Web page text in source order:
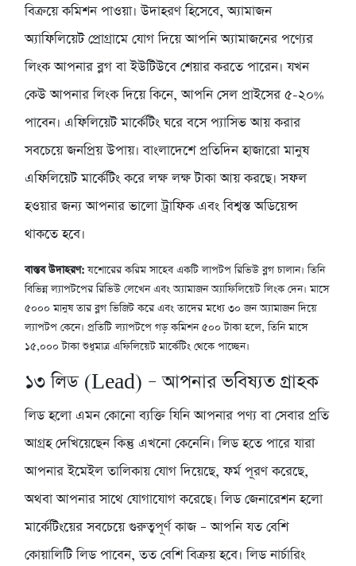
বিক্রয়ে কমিশন পাওয়া। উদাহরণ হিসেবে, অ্যামাজন
অ্যাফিলিয়েট প্রোগ্রামে যোগ দিয়ে আপনি অ্যামাজনের পণ্যের
লিংক আপনার ব্লগ বা ইউটিউবে শেয়ার করতে পারেন। যখন
কেউ আপনার লিংক দিয়ে কিনে, আপনি সেল প্রাইসের ৫-২০%
পাবেন। এফিলিয়েট মার্কেটিং ঘরে বসে প্যাসিভ আয় করার
সবচেয়ে জনপ্রিয় উপায়। বাংলাদেশে প্রতিদিন হাজারো মানুষ
এফিলিয়েট মার্কেটিং করে লক্ষ লক্ষ টাকা আয় করছে। সফল
হওয়ার জন্য আপনার ভালো ট্রাফিক এবং বিশ্বস্ত অডিয়েন্স
থাকতে হবে।
বাস্তব উদাহরণ:যশোরের করিম সাহেব একটি লাপটপ রিভিউ ব্লগ চালান। তিনি
বিভিন্ন ল্যাপটপের রিভিউ লেখেন এবং অ্যামাজন অ্যাফিলিয়েট লিংক দেন। মাসে
৫০০০ মানুষ তার ব্লগ ভিজিট করে এবং তাদের মধ্যে ৩০ জন অ্যামাজন দিয়ে
ল্যাপটপ কেনে। প্রতিটি ল্যাপটপে গড় কমিশন ৫০০ টাকা হলে, তিনি মাসে
১৫,০০০ টাকা শুধুমাত্র এফিলিয়েট মার্কেটিং থেকে পাচ্ছেন।
১৩লিড (Lead) – আপনার ভবিষ্যত গ্রাহক
লিড হলো এমন কোনো ব্যক্তি যিনি আপনার পণ্য বা সেবার প্রতি
আগ্রহ দেখিয়েছেন কিন্তু এখনো কেনেনি। লিড হতে পারে যারা
আপনার ইমেইল তালিকায় যোগ দিয়েছে, ফর্ম পূরণ করেছে,
অথবা আপনার সাথে যোগাযোগ করেছে। লিড জেনারেশন হলো
মার্কেটিংয়ের সবচেয়ে গুরুত্বপূর্ণ কাজ – আপনি যত বেশি
কোয়ালিটি লিড পাবেন, তত বেশি বিক্রয় হবে। লিড নার্চারিং